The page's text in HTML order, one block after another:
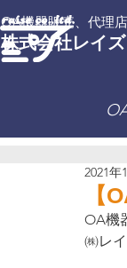
株式会社レイ
OA機器販売、代理
【
2021年
OA機
㈱レ